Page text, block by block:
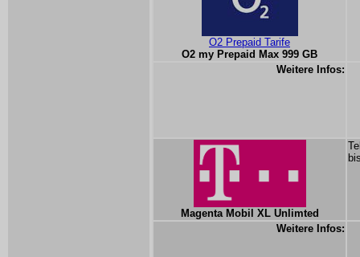
O2 Prepaid Tarife
O2 my Prepaid Max 999 GB
Weitere Infos:
Magenta Mobil XL Unlimted
Weitere Infos: